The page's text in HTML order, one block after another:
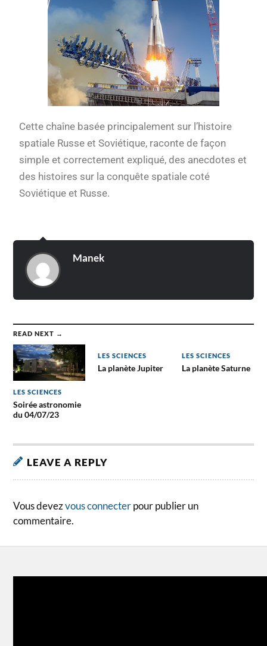
Cette chaîne basée principalement sur l’histoire
spatiale Russe et Soviétique, raconte de façon
simple et correctement expliqué, des anecdotes et
des histoires sur la conquête spatiale coté
Soviétique et Russe.
Manek
READ NEXT →
LES SCIENCES
Soirée astronomie
du 04/07/23
LES SCIENCES
La planète Jupiter
LES SCIENCES
La planète Saturne
LEAVE A REPLY
Vous devezvous connecterpour publier un
commentaire.